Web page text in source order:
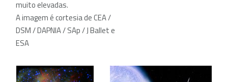
muito elevadas.
A imagem é cortesia de CEA /
DSM / DAPNIA / SAp / J Ballet e
ESA